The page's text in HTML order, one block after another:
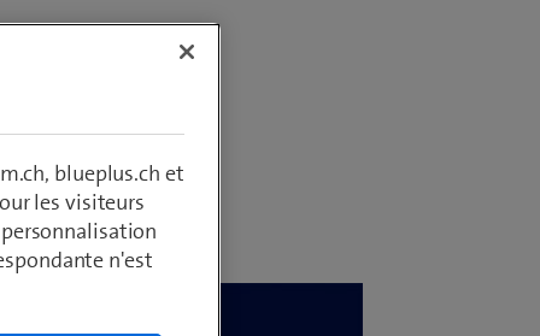
blueplus.ch et
les visiteurs
n'est